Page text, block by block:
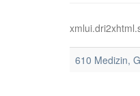
610 Medizin,